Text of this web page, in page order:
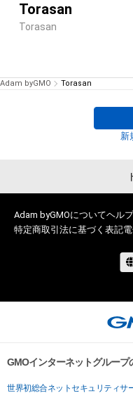
Torasan
Torasan
Adam byGMO Torasan
新
Adam byGMOについてヘルプ
特定商取引法に基づく表記
GMOインターネットグルー
世界初総合ネットセキュリティサ